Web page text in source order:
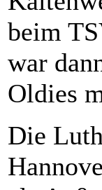
beim
war
Oldies
Die